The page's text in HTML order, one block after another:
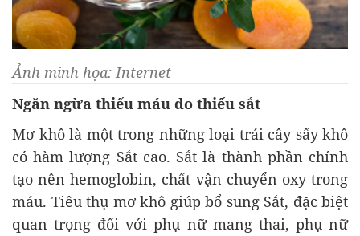
Ảnh minh họa: Internet
Ngăn ngừa thiếu máu do thiếu sắt
Mơ khô là một trong những loại trái cây sấy khô
có hàm lượng Sắt cao. Sắt là thành phần chính
tạo nên hemoglobin, chất vận chuyển oxy trong
máu. Tiêu thụ mơ khô giúp bổ sung Sắt, đặc biệt
quan trọng đối với phụ nữ mang thai, phụ nữ